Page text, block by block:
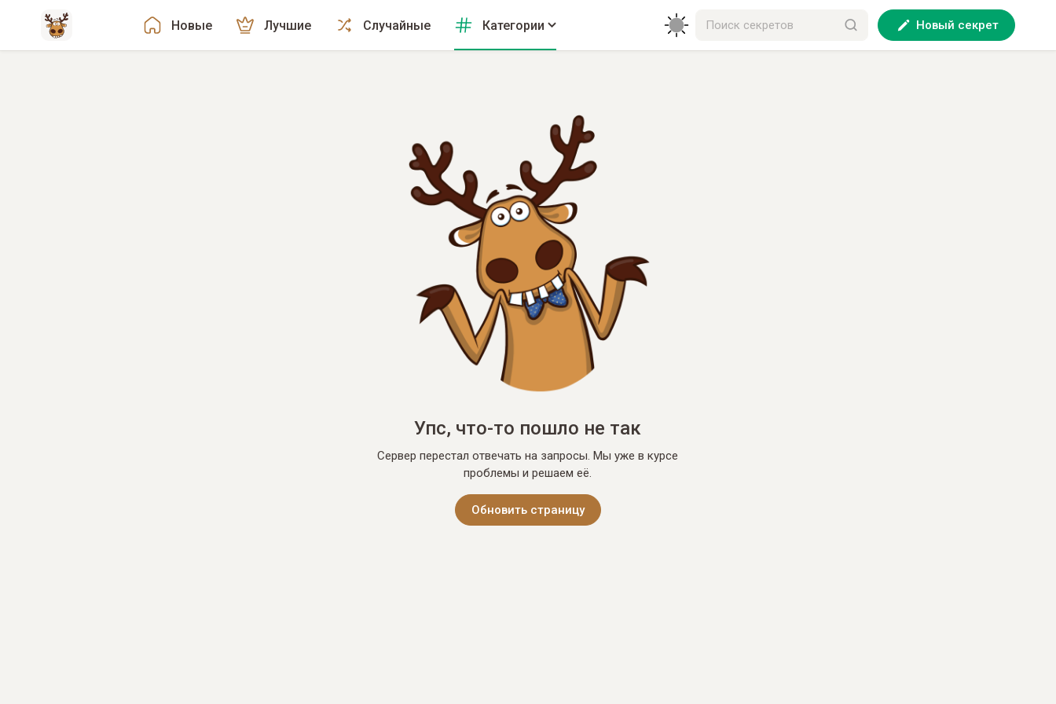
Новые Лучшие Случайные Категории Новый секрет
Упс, что-то пошло не так
Сервер перестал отвечать на запросы. Мы уже в курсе
проблемы и решаем её.
Обновить страницу